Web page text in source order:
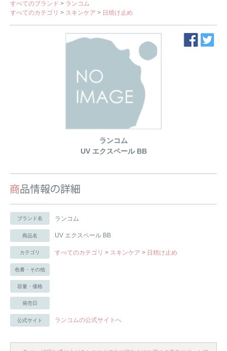
すべてのブランド > ランコム
すべてのカテゴリ > スキンケア > 日焼け止め
ランコム
UV エクスペール BB
ブランド名 ランコム
商品名 UV エクスペール BB
カテゴリ すべてのカテゴリ > スキンケア > 日焼け止め
色番・その他
容量・価格
発売日
公式サイト ランコムの公式サイトへ